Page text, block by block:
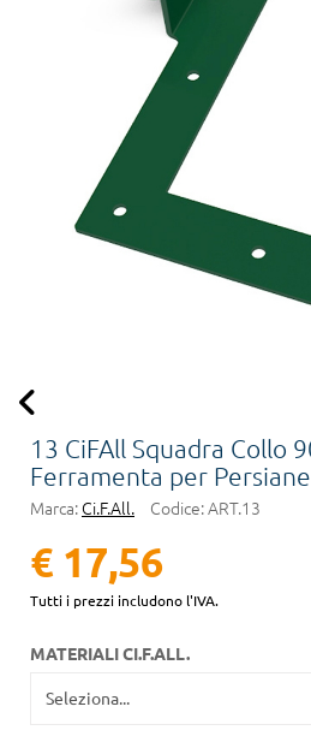
13 CiFAll Squadra Collo
Ferramenta per Persiane
Marca: Ci.F.All. Codice:ART.13
€ 17,56
Tutti i prezzi includono l'IVA.
MATERIALI CI.F.ALL.